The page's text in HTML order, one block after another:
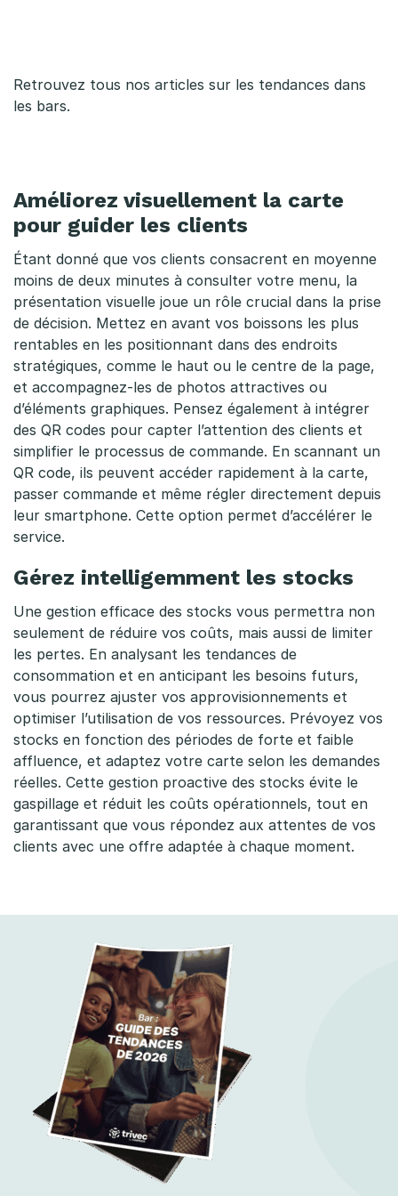
s
e
x
p
é
r
i
e
n
c
e
c
l
i
e
n
t
Retrouvez tous nos articles sur les tendances dans
les bars.
Améliorez visuellement la carte
pour guider les clients
Étant donné que vos clients consacrent en moyenne
moins de deux minutes à consulter votre menu, la
présentation visuelle joue un rôle crucial dans la prise
de décision. Mettez en avant vos boissons les plus
rentables en les positionnant dans des endroits
stratégiques, comme le haut ou le centre de la page,
et accompagnez-les de photos attractives ou
d’éléments graphiques. Pensez également à intégrer
des QR codes pour capter l’attention des clients et
simplifier le processus de commande. En scannant un
QR code, ils peuvent accéder rapidement à la carte,
passer commande et même régler directement depuis
leur smartphone. Cette option permet d’accélérer le
service.
Gérez intelligemment les stocks
Une gestion efficace des stocks vous permettra non
seulement de réduire vos coûts, mais aussi de limiter
les pertes. En analysant les tendances de
consommation et en anticipant les besoins futurs,
vous pourrez ajuster vos approvisionnements et
optimiser l’utilisation de vos ressources. Prévoyez vos
stocks en fonction des périodes de forte et faible
affluence, et adaptez votre carte selon les demandes
réelles. Cette gestion proactive des stocks évite le
gaspillage et réduit les coûts opérationnels, tout en
garantissant que vous répondez aux attentes de vos
clients avec une offre adaptée à chaque moment.